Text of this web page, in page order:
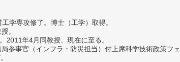
学専攻修了。博士（工学）取得。
。
2011年4月同教授、現在に至る。
参事官（インフラ・防災担当）付上席科学技術政策フェ